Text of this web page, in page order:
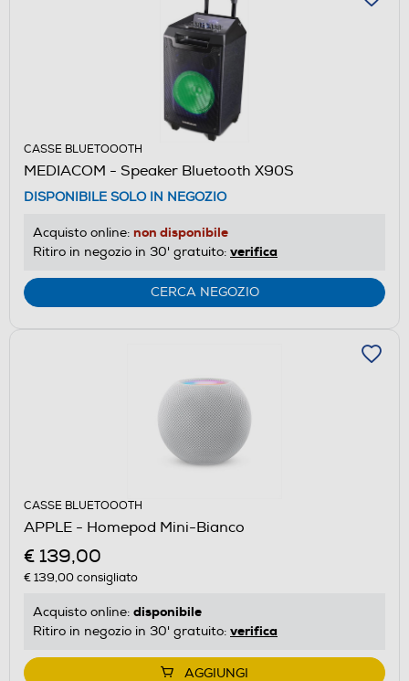
CASSE BLUETOOOTH
MEDIACOM - Speaker Bluetooth X90S
DISPONIBILE SOLO IN NEGOZIO
Acquisto online: non disponibile
Ritiro in negozio in 30' gratuito: verifica
CERCA NEGOZIO
CASSE BLUETOOOTH
APPLE - Homepod Mini-Bianco
€ 139,00
€ 139,00consigliato
Acquisto online: disponibile
Ritiro in negozio in 30' gratuito: verifica
AGGIUNGI